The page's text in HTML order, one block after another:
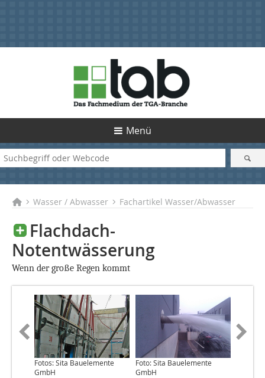
Menü
Wasser / Abwasser Fachartikel Wasser/Abwasser
Flachdach-
Notentwässerung
Wenn der große Regen kommt
Fotos: Sita Bauelemente
GmbH
Foto: Sita Bauelemente
GmbH